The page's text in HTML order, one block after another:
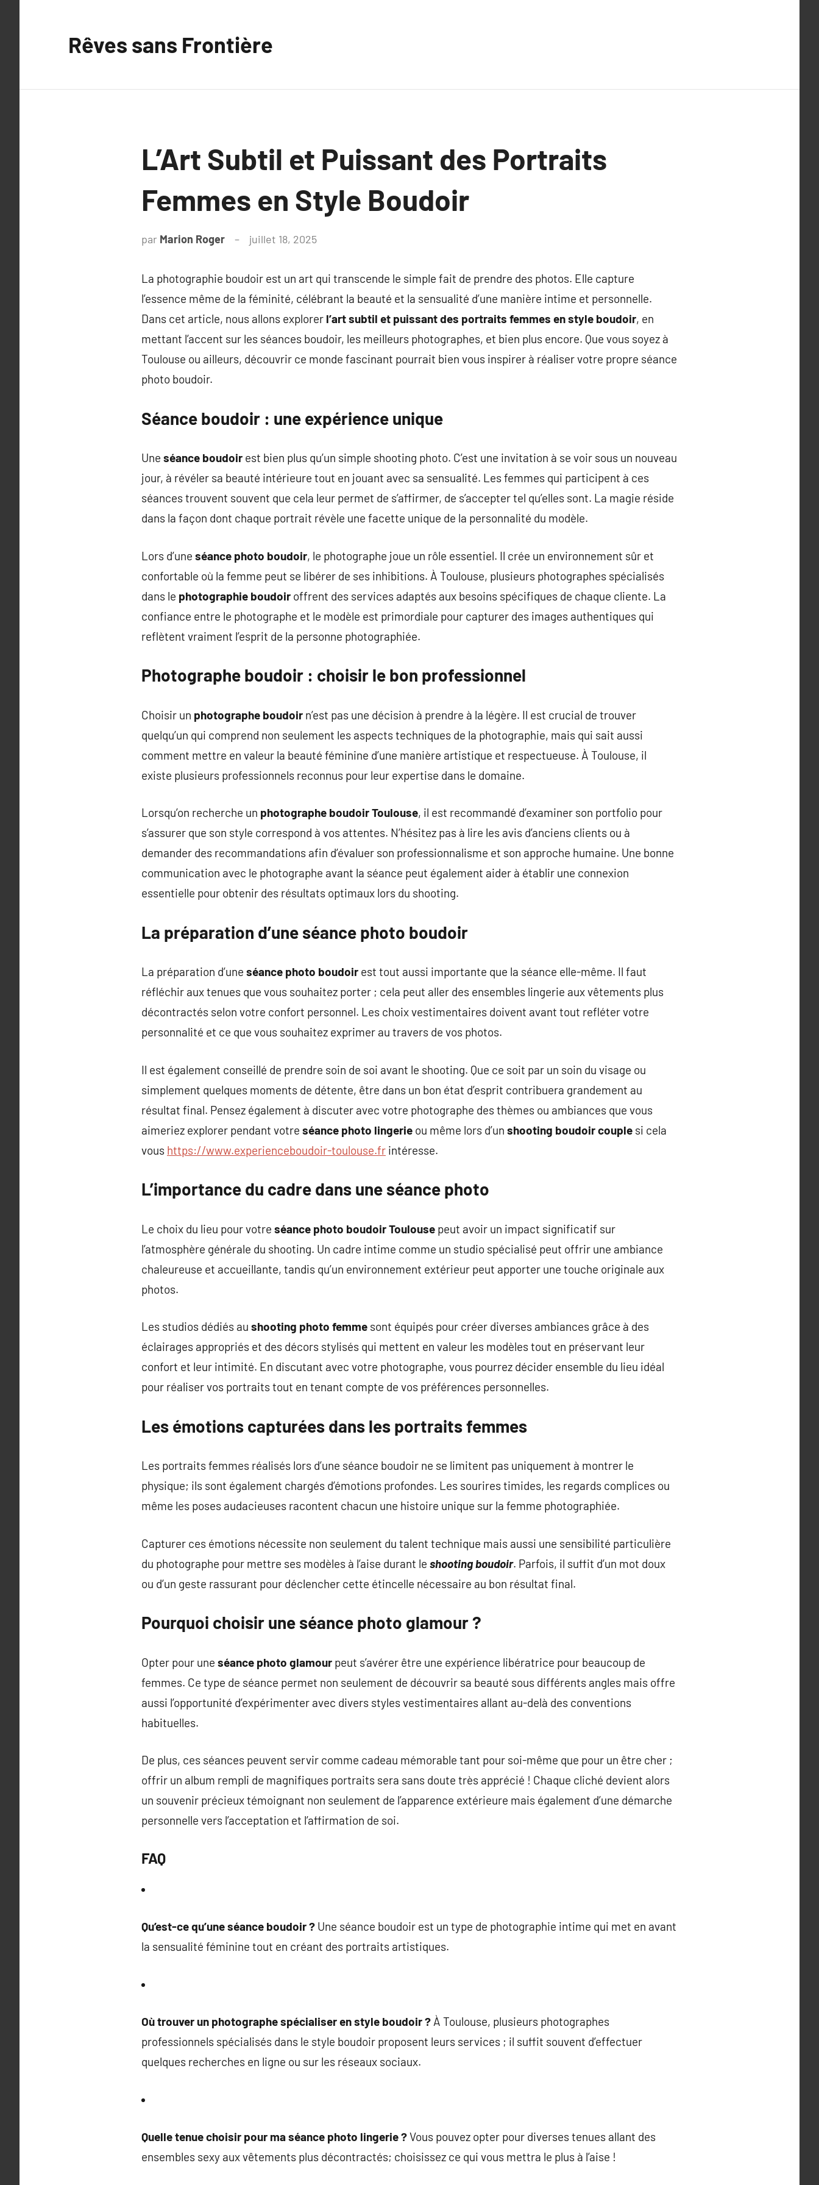
Rêves sans Frontière
L’Art Subtil et Puissant des Portraits
Femmes en Style Boudoir
par Marion Roger juillet 18, 2025
La photographie boudoir est un art qui transcende le simple fait de prendre des photos. Elle capture
l’essence même de la féminité, célébrant la beauté et la sensualité d’une manière intime et personnelle.
Dans cet article, nous allons explorer l’art subtil et puissant des portraits femmes en style boudoir, en
mettant l’accent sur les séances boudoir, les meilleurs photographes, et bien plus encore. Que vous soyez à
Toulouse ou ailleurs, découvrir ce monde fascinant pourrait bien vous inspirer à réaliser votre propre séance
photo boudoir.
Séance boudoir : une expérience unique
Une séance boudoir est bien plus qu’un simple shooting photo. C’est une invitation à se voir sous un nouveau
jour, à révéler sa beauté intérieure tout en jouant avec sa sensualité. Les femmes qui participent à ces
séances trouvent souvent que cela leur permet de s’affirmer, de s’accepter tel qu’elles sont. La magie réside
dans la façon dont chaque portrait révèle une facette unique de la personnalité du modèle.
Lors d’une séance photo boudoir, le photographe joue un rôle essentiel. Il crée un environnement sûr et
confortable où la femme peut se libérer de ses inhibitions. À Toulouse, plusieurs photographes spécialisés
dans le photographie boudoir offrent des services adaptés aux besoins spécifiques de chaque cliente. La
confiance entre le photographe et le modèle est primordiale pour capturer des images authentiques qui
reflètent vraiment l’esprit de la personne photographiée.
Photographe boudoir : choisir le bon professionnel
Choisir un photographe boudoir n’est pas une décision à prendre à la légère. Il est crucial de trouver
quelqu’un qui comprend non seulement les aspects techniques de la photographie, mais qui sait aussi
comment mettre en valeur la beauté féminine d’une manière artistique et respectueuse. À Toulouse, il
existe plusieurs professionnels reconnus pour leur expertise dans le domaine.
Lorsqu’on recherche un photographe boudoir Toulouse, il est recommandé d’examiner son portfolio pour
s’assurer que son style correspond à vos attentes. N’hésitez pas à lire les avis d’anciens clients ou à
demander des recommandations afin d’évaluer son professionnalisme et son approche humaine. Une bonne
communication avec le photographe avant la séance peut également aider à établir une connexion
essentielle pour obtenir des résultats optimaux lors du shooting.
La préparation d’une séance photo boudoir
La préparation d’une séance photo boudoir est tout aussi importante que la séance elle-même. Il faut
réfléchir aux tenues que vous souhaitez porter ; cela peut aller des ensembles lingerie aux vêtements plus
décontractés selon votre confort personnel. Les choix vestimentaires doivent avant tout refléter votre
personnalité et ce que vous souhaitez exprimer au travers de vos photos.
Il est également conseillé de prendre soin de soi avant le shooting. Que ce soit par un soin du visage ou
simplement quelques moments de détente, être dans un bon état d’esprit contribuera grandement au
résultat final. Pensez également à discuter avec votre photographe des thèmes ou ambiances que vous
aimeriez explorer pendant votre séance photo lingerie ou même lors d’un shooting boudoir couple si cela
vous https://www.experienceboudoir-toulouse.fr intéresse.
L’importance du cadre dans une séance photo
Le choix du lieu pour votre séance photo boudoir Toulouse peut avoir un impact significatif sur
l’atmosphère générale du shooting. Un cadre intime comme un studio spécialisé peut offrir une ambiance
chaleureuse et accueillante, tandis qu’un environnement extérieur peut apporter une touche originale aux
photos.
Les studios dédiés au shooting photo femme sont équipés pour créer diverses ambiances grâce à des
éclairages appropriés et des décors stylisés qui mettent en valeur les modèles tout en préservant leur
confort et leur intimité. En discutant avec votre photographe, vous pourrez décider ensemble du lieu idéal
pour réaliser vos portraits tout en tenant compte de vos préférences personnelles.
Les émotions capturées dans les portraits femmes
Les portraits femmes réalisés lors d’une séance boudoir ne se limitent pas uniquement à montrer le
physique; ils sont également chargés d’émotions profondes. Les sourires timides, les regards complices ou
même les poses audacieuses racontent chacun une histoire unique sur la femme photographiée.
Capturer ces émotions nécessite non seulement du talent technique mais aussi une sensibilité particulière
du photographe pour mettre ses modèles à l’aise durant le shooting boudoir. Parfois, il suffit d’un mot doux
ou d’un geste rassurant pour déclencher cette étincelle nécessaire au bon résultat final.
Pourquoi choisir une séance photo glamour ?
Opter pour une séance photo glamour peut s’avérer être une expérience libératrice pour beaucoup de
femmes. Ce type de séance permet non seulement de découvrir sa beauté sous différents angles mais offre
aussi l’opportunité d’expérimenter avec divers styles vestimentaires allant au-delà des conventions
habituelles.
De plus, ces séances peuvent servir comme cadeau mémorable tant pour soi-même que pour un être cher ;
offrir un album rempli de magnifiques portraits sera sans doute très apprécié ! Chaque cliché devient alors
un souvenir précieux témoignant non seulement de l’apparence extérieure mais également d’une démarche
personnelle vers l’acceptation et l’affirmation de soi.
FAQ
Qu’est-ce qu’une séance boudoir ? Une séance boudoir est un type de photographie intime qui met en avant
la sensualité féminine tout en créant des portraits artistiques.
Où trouver un photographe spécialiser en style boudoir ? À Toulouse, plusieurs photographes
professionnels spécialisés dans le style boudoir proposent leurs services ; il suffit souvent d’effectuer
quelques recherches en ligne ou sur les réseaux sociaux.
Quelle tenue choisir pour ma séance photo lingerie ?Vous pouvez opter pour diverses tenues allant des
ensembles sexy aux vêtements plus décontractés; choisissez ce qui vous mettra le plus à l’aise !